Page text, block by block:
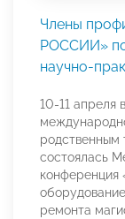
Члены
РОССИИ»
научно-
10-11 апреля
родственным
состоялась
конференция
ремонта